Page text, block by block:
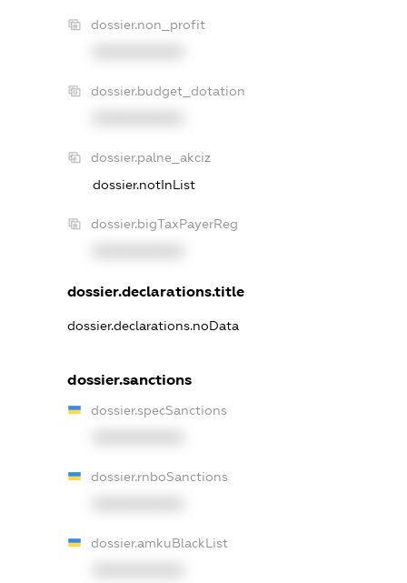
dossier.non_profit
dossier.budget_dotation
dossier.palne_akciz
dossier.notInList
dossier.bigTaxPayerReg
dossier.declarations.title
dossier.declarations.noData
dossier.sanctions
dossier.specSanctions
dossier.rnboSanctions
dossier.amkuBlackList